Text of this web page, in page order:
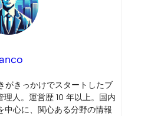
がきっかけでスタートしたブ
理人。運営歴 10 年以上。国内
中心に、関心ある分野の情報